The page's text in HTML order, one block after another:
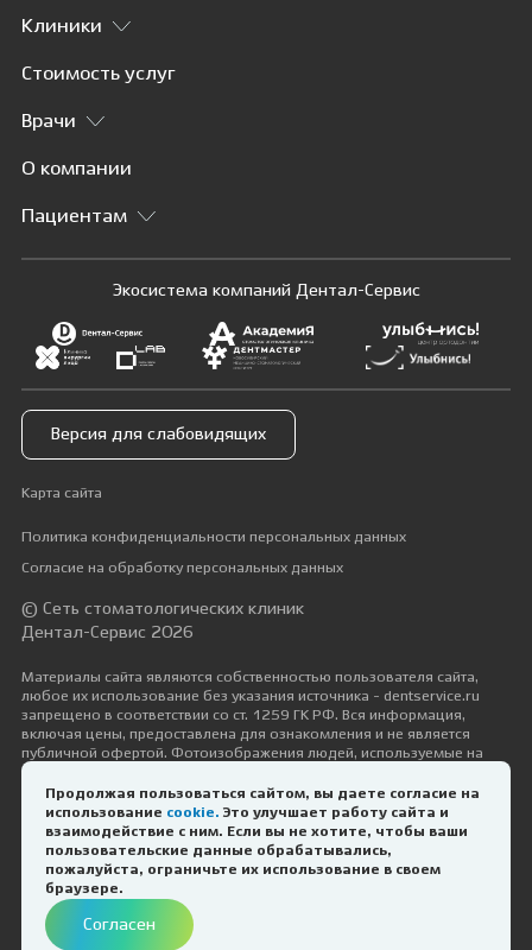
Продолжая пользоваться сайтом, вы даете согласие на
использование cookie. Это улучшает работу сайта и
взаимодействие с ним. Если вы не хотите, чтобы ваши
пользовательские данные обрабатывались,
пожалуйста, ограничьте их использование в своем
браузере.
Согласен
Клиники
Стоимость услуг
Врачи
О компании
Пациентам
Экосистема компаний Дентал-Сервис
Версия для слабовидящих
Карта сайта
Политика конфиденциальности персональных данных
Согласие на обработку персональных данных
© Сеть стоматологических клиник
Дентал-Сервис 2026
Материалы сайта являются собственностью пользователя сайта,
любое их использование без указания источника - dentservice.ru
запрещено в соответствии со ст. 1259 ГК РФ. Вся информация,
включая цены, предоставлена для ознакомления и не является
публичной офертой. Фотоизображения людей, используемые на
сайте, размещены исключительно с их согласия в рамках трудовых и
гражданско-правовых отношений с ними.
Дизайн и разработка — Космос-Веб
ИМЕЮТСЯ ПРОТИВОПОКАЗАНИЯ.
НЕОБХОДИМА КОНСУЛЬТАЦИЯ
СПЕЦИАЛИСТА